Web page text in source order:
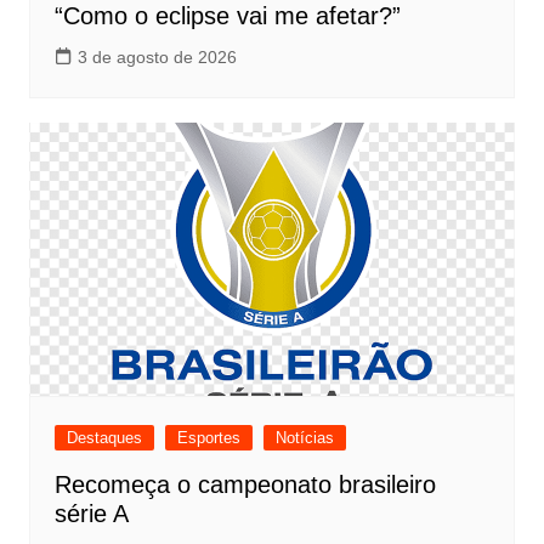
“Como o eclipse vai me afetar?”
3 de agosto de 2026
Destaques Esportes Notícias
Recomeça o campeonato brasileiro
série A